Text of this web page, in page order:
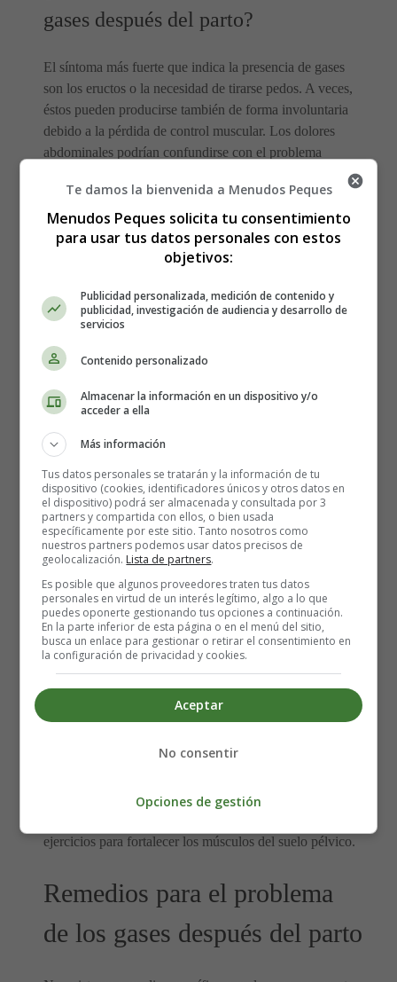
gases después del parto?
El síntoma más fuerte que indica la presencia de gases
son los eructos o la necesidad de tirarse pedos. A veces,
éstos pueden producirse también de forma involuntaria
debido a la pérdida de control muscular. Los dolores
abdominales podrían confundirse con el problema
relacionado con el útero, pero en realidad pueden ser el
resultado de los gases atrapados.
Factores que aumentan el
riesgo de desarrollar gases
después del parto
la mayoría de las mujeres, pero hay algunos factores que
ser
Lesiones en la vagina durante el parto.
Desgarros anales o del esfínter.
Cambios en los órganos internos desde el embarazo
hasta el parto.
Tratamiento de los gases
posparto
Optar por el alivio del dolor de los gases posparto podría
estar en tu mente cuando empieces a experimentar estos
que puedan aliviar los gases. Los médicos suelen
intestinal. El médico también puede sugerirte que acudas
ejercicios para fortalecer los músculos del suelo pélvico.
Remedios para el problema
de los gases después del parto
Te damos la bienvenida a Menudos Peques
Menudos Peques solicita tu consentimiento
para usar tus datos personales con estos
objetivos:
Publicidad personalizada, medición de contenido y
publicidad, investigación de audiencia y desarrollo de
servicios
Contenido personalizado
Almacenar la información en un dispositivo y/o
acceder a ella
Más información
Tus datos personales se tratarán y la información de tu
dispositivo (cookies, identificadores únicos y otros datos en
el dispositivo) podrá ser almacenada y consultada por 3
partners y compartida con ellos, o bien usada
específicamente por este sitio. Tanto nosotros como
nuestros partners podemos usar datos precisos de
geolocalización. Lista de partners.
Es posible que algunos proveedores traten tus datos
personales en virtud de un interés legítimo, algo a lo que
puedes oponerte gestionando tus opciones a continuación.
En la parte inferior de esta página o en el menú del sitio,
busca un enlace para gestionar o retirar el consentimiento en
la configuración de privacidad y cookies.
Aceptar
No consentir
Opciones de gestión